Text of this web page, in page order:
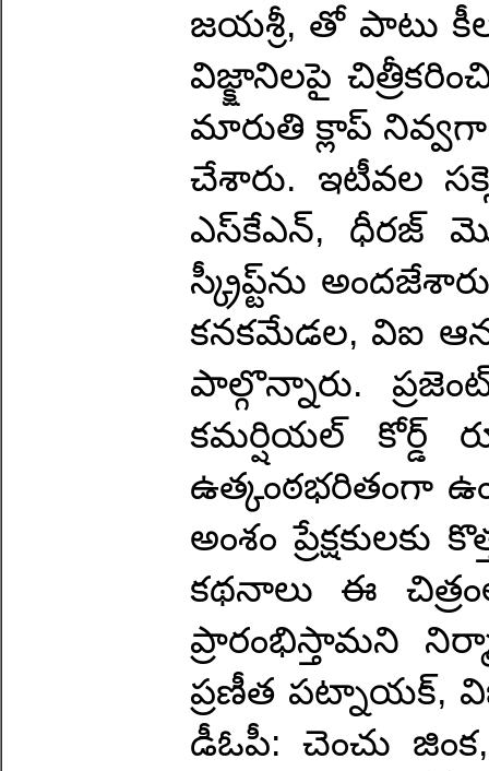
జయశ్రీ‌, తో పాటు
విజ్క్షానిలపై
మారుతి క్లాప్‌
చేశారు. ఇటీవల
ఎస్‌కేఎన్‌, ధీరజ్‌
స్క్రీప్ట్‌ను
కనకమేడల, విఐ
పాల్గొన్నారు.
కమర్షియల్‌ కోర్డ్‌
ఉత్కంఠభరితంగా
అంశం
కథనాలు ఈ
ప్రారంభిస్తామని
ప్రణీత పట్నాయక్,
డీఓపీ: చెంచు